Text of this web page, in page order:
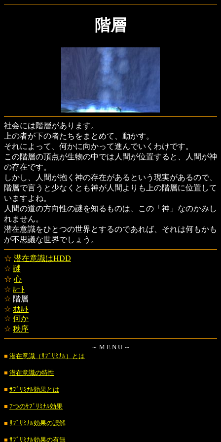
階層
社会には階層があります。
上の者が下の者たちをまとめて、動かす。
それによって、何かに向かって進んでいくわけです。
この階層の頂点が生物の中では人間が位置すると、人間が神
の存在です。
しかし、人間が抱く神の存在があるという現実があるので、
階層で言うと少なくとも神が人間よりも上の階層に位置して
いますよね。
人間の道の方向性の謎を知るものは、この「神」なのかみし
れません。
潜在意識をひとつの世界とするのであれば、それは何もかも
が不思議な世界でしょう。
☆ 潜在意識はHDD
☆ 謎
☆ 心
☆ ﾙｰﾄ
☆ 階層
☆ ｵｶﾙﾄ
☆ 何か
☆ 秩序
～ M E N U ～
■ 潜在意識（ｻﾌﾞﾘﾐﾅﾙ）とは
■ 潜在意識の特性
■ ｻﾌﾞﾘﾐﾅﾙ効果とは
■ 7つのｻﾌﾞﾘﾐﾅﾙ効果
■ ｻﾌﾞﾘﾐﾅﾙ効果の誤解
■ ｻﾌﾞﾘﾐﾅﾙ効果の有無